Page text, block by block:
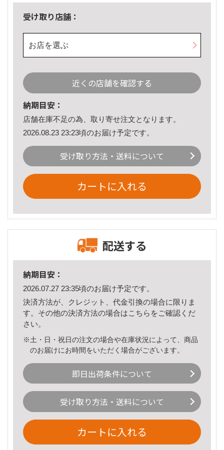
受け取り店舗：
お店を選ぶ
近くの店舗を確認する
納期目安：
店舗在庫不足の為、取り寄せ注文となります。
2026.08.23 23:23頃のお届け予定です。
受け取り方法・送料について
カートに入れる
配送する
納期目安：
2026.07.27 23:35頃のお届け予定です。
決済方法が、クレジット、代金引換の場合に限りま
す。その他の決済方法の場合はこちら をご確認くだ
さい。
※土・日・祝日の注文の場合や在庫状況によって、商品
のお届けにお時間をいただく場合がございます。
即日出荷条件について
受け取り方法・送料について
カートに入れる